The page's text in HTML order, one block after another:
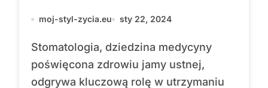
Zdrowia Jamy Ustnej
moj-styl-zycia.eu sty 22, 2024
Stomatologia, dziedzina medycyny
poświęcona zdrowiu jamy ustnej,
odgrywa kluczową rolę w utrzymaniu